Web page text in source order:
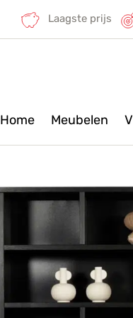
Laagste prijs
Home Meubelen